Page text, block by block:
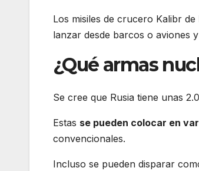
Los misiles de crucero Kalibr
lanzar desde barcos o aviones
¿Qué armas
Se cree que Rusia tiene unas
Estas se pueden colocar en
convencionales.
Incluso se pueden disparar